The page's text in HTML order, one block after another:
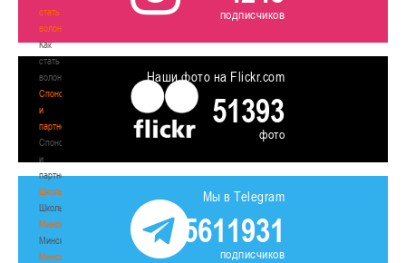
стать
волонтером
Как
стать
волонтером
Спонсоры
и
партнеры
Спонсоры
и
партнеры
Школы
Школы
Минск
Минск
Минская
подписчиков
Наши фото на Flickr.com
51393
фото
Мы в Telegram
5611931
подписчиков